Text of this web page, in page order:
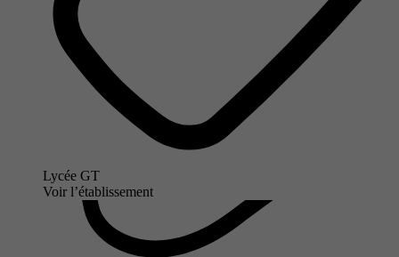
Lycée GT
Voir l’établissement